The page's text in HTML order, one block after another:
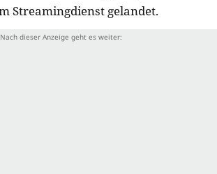
Streamingdienst gelandet.